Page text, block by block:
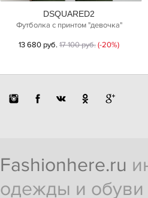
DSQUARED2
Футболка с принтом "девочка"
13 680 руб.17 100 руб.(-20%)
Fashionhere.ru
одежды и обуви